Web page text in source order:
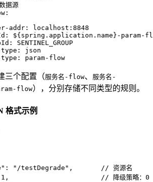
据源
addr:
localhost:8848
${spring.application.name}-param-
SENTINEL_GROUP
json
param-flow
三个配置（服务名-flow、
服务名-
flow），分别存储不同类型的规则。
格式示例
: "/testDegrade" ,
// 资源名
1 ,
// 降级策略：0